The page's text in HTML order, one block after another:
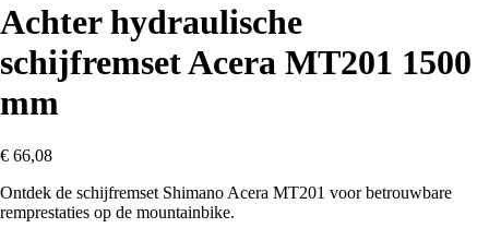
Achter hydraulische
schijfremset Acera MT201 1500
mm
€ 66,08
Ontdek de schijfremset Shimano Acera MT201 voor betrouwbare
remprestaties op de mountainbike.